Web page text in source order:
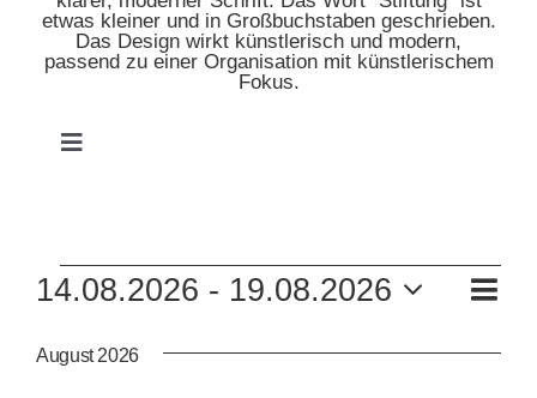
Toggle
MUSEUM
KUNSTSCHULE
VERANSTALTUNGEN
Liste
14.08.2026 - 19.08.2026
wählen.
August 2026